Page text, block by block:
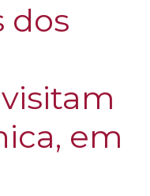
dos
em